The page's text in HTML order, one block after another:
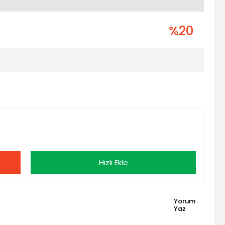
%20
Hızlı Ekle
Yorum
Yaz